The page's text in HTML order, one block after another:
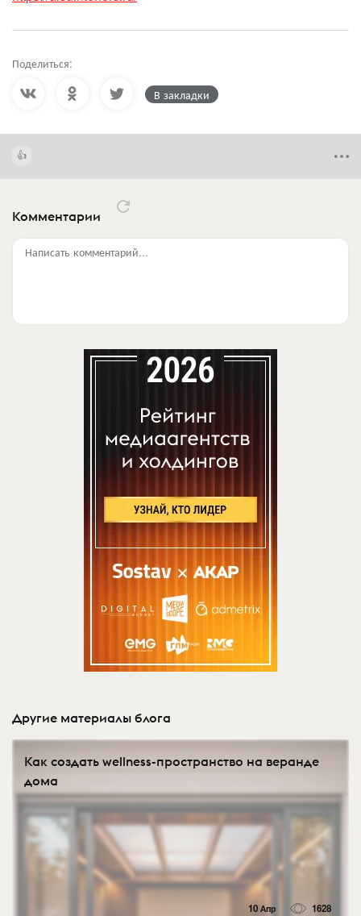
Поделиться:
В закладки
Комментарии
Написать комментарий...
Другие материалы блога
Как создать wellness-пространство на веранде
дома
10 Апр 1628